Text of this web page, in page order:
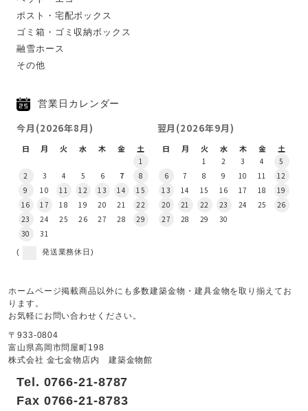
ポスト・宅配ボックス
ゴミ箱・ゴミ収納ボックス
融雪ホース
その他
営業日カレンダー
今月(2026年8月)
日 月 火 水 木 金 土
1
2
3 4 5 6 7
8
9
10 11 12 13 14
15
16
17 18 19 20 21
22
23
24 25 26 27 28
29
30
31
翌月(2026年9月)
日 月 火 水 木 金 土
1 2 3 4
5
6
7 8 9 10 11
12
13
14 15 16 17 18
19
20
21 22 23 24 25
26
27
28 29 30
( 発送業務休日)
ホームページ掲載商品以外にも多数建築金物・建具金物を取り揃えてお
ります。
お気軽にお問い合わせください。
〒933-0804
富山県高岡市問屋町198
株式会社 金七金物店内 建築金物館
Tel. 0766-21-8787
Fax 0766-21-8783